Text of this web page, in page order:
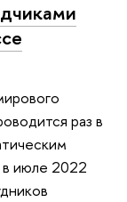
раз в
июле 2022